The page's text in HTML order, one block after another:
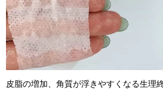
皮脂の増加、角質が浮きやすくなる生理